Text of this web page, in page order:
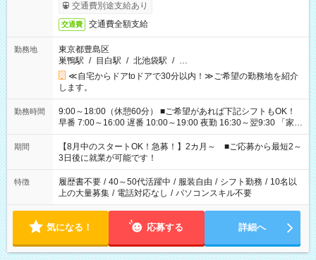
交通費別途支給あり
交通費 交通費全額支給
勤務地
東京都豊島区
巣鴨駅 / 目白駅 / 北池袋駅 / …
≪自宅からドアtoドアで30分以内！≫ご希望の勤務地を紹介
します。
勤務時間
9:00～18:00（休憩60分） ■ご希望があれば下記シフトもOK！
早番 7:00～16:00 遅番 10:00～19:00 夜勤 16:30～翌9:30 「家族
と休みを合わせたい」 「余裕を持って夕飯の準備がしたい」
「できれば残業はしたくない」 など、ご希望を教えてください
ね。 ※Wワーク希望の方へ 今ご覧のお仕事で希望する勤務時間
と、もう1つのお仕事の勤務時間。 合計で週40時間を超える場
合は応募できません。
期間
【8月中のスタートOK！急募！】2カ月～ ■ご応募から最短2～
3日後に就業が可能です！
特徴 履歴書不要 / 40～50代活躍中 / 服装自由 / シフト勤務 / 10名以
上の大量募集 / 電話対応なし / パソコンスキル不要
気になる！ 応募する 詳細へ